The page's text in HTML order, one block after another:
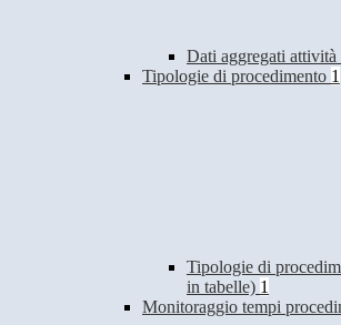
Dati aggregati attività
Tipologie di procedimento 1
Tipologie di
in tabelle) 1
Monitoraggio tempi